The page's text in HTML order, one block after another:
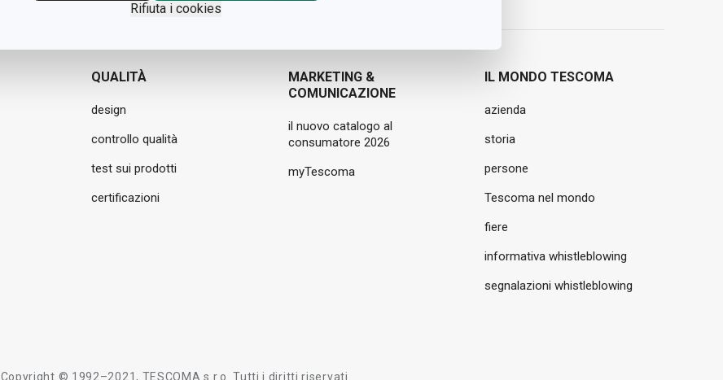
Rifiuta i cookies
QUALITÀ
design
controllo qualità
test sui prodotti
certificazioni
MARKETING &
COMUNICAZIONE
il nuovo catalogo al
consumatore 2026
myTescoma
IL MONDO TESCOMA
azienda
storia
persone
Tescoma nel mondo
fiere
informativa whistleblowing
segnalazioni whistleblowing
Copyright © 1992–2021, TESCOMA s.r.o. Tutti i diritti riservati.